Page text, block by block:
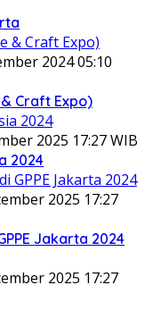
2024 05:10
Craft Expo)
2025 17:27 WIB
2024
2025 17:27
Jakarta 2024
2025 17:27